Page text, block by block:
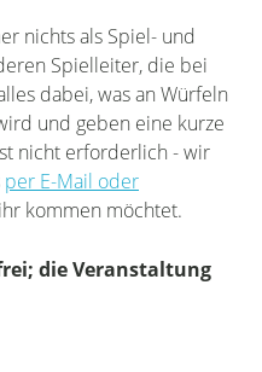
nichts als Spiel- und
Spielleiter, die bei
dabei, was an Würfeln
und geben eine kurze
nicht erforderlich - wir
per E-Mail oder
kommen möchtet.
die Veranstaltung